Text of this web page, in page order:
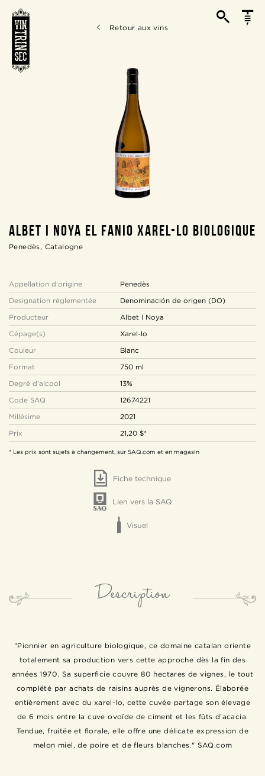
Retour aux vins
ALBET I NOYA EL FANIO XAREL-LO BIOLOGIQUE
Penedès, Catalogne
Appellation d’origine Penedès
Designation réglementée Denominación de origen (DO)
Producteur Albet I Noya
Cépage(s) Xarel-lo
Couleur Blanc
Format 750 ml
Degré d’alcool 13%
Code SAQ 12674221
Millésime 2021
Prix 21,20 $*
* Les prix sont sujets à changement, sur SAQ.com et en magasin
Fiche technique
Lien vers la SAQ
Visuel
Description
"Pionnier en agriculture biologique, ce domaine catalan oriente
totalement sa production vers cette approche dès la fin des
années 1970. Sa superficie couvre 80 hectares de vignes, le tout
complété par achats de raisins auprès de vignerons. Élaborée
entièrement avec du xarel-lo, cette cuvée partage son élevage
de 6 mois entre la cuve ovoïde de ciment et les fûts d’acacia.
Tendue, fruitée et florale, elle offre une délicate expression de
melon miel, de poire et de fleurs blanches." SAQ.com